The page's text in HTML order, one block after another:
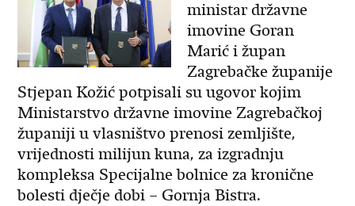
ministar državne
imovine Goran
Marić i župan
Zagrebačke županije
Stjepan Kožić potpisali su ugovor kojim
Ministarstvo državne imovine Zagrebačkoj
županiji u vlasništvo prenosi zemljište,
vrijednosti milijun kuna, za izgradnju
kompleksa Specijalne bolnice za kronične
bolesti dječje dobi – Gornja Bistra.